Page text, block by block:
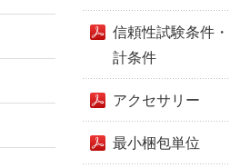
信頼性試験条件
計条件
アクセサリー
最小梱包単位